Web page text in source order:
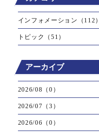
インフォメーション（112）
トピック（51）
アーカイブ
2026/08（0）
2026/07（3）
2026/06（0）